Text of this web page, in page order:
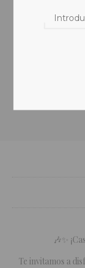
🎶✨
Te invitamos a